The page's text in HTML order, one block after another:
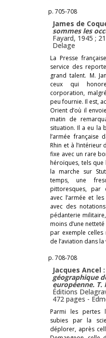
p. 705-708
James de
sommes les
Fayard, 1945 ;
Delage
La Presse
service des
grand talent. M.
ceux qui
corporation,
peu fournie. Il est,
Orient d’où il
matin de
situation. Il a eu la
l’armée française
Rhin et à l’intérieur
fixe avec un rare
héroïques, tels que
la marche sur
temps, une
pittoresques, par
avec l’armée et
avec des
pédanterie
moins d’une
par exemple
de l’aviation dans
p. 708-708
Jacques Ancel :
géographique
européenne. T.
Éditions
472 pages -
Parmi les pertes
subies par la
déplorer, après